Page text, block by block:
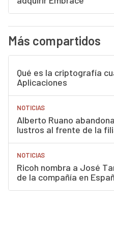
Más compartidos
Qué es la criptografía
Aplicaciones
NOTICIAS
Alberto Ruano
lustros al frente de la
NOTICIAS
Ricoh nombra a José
de la compañía en